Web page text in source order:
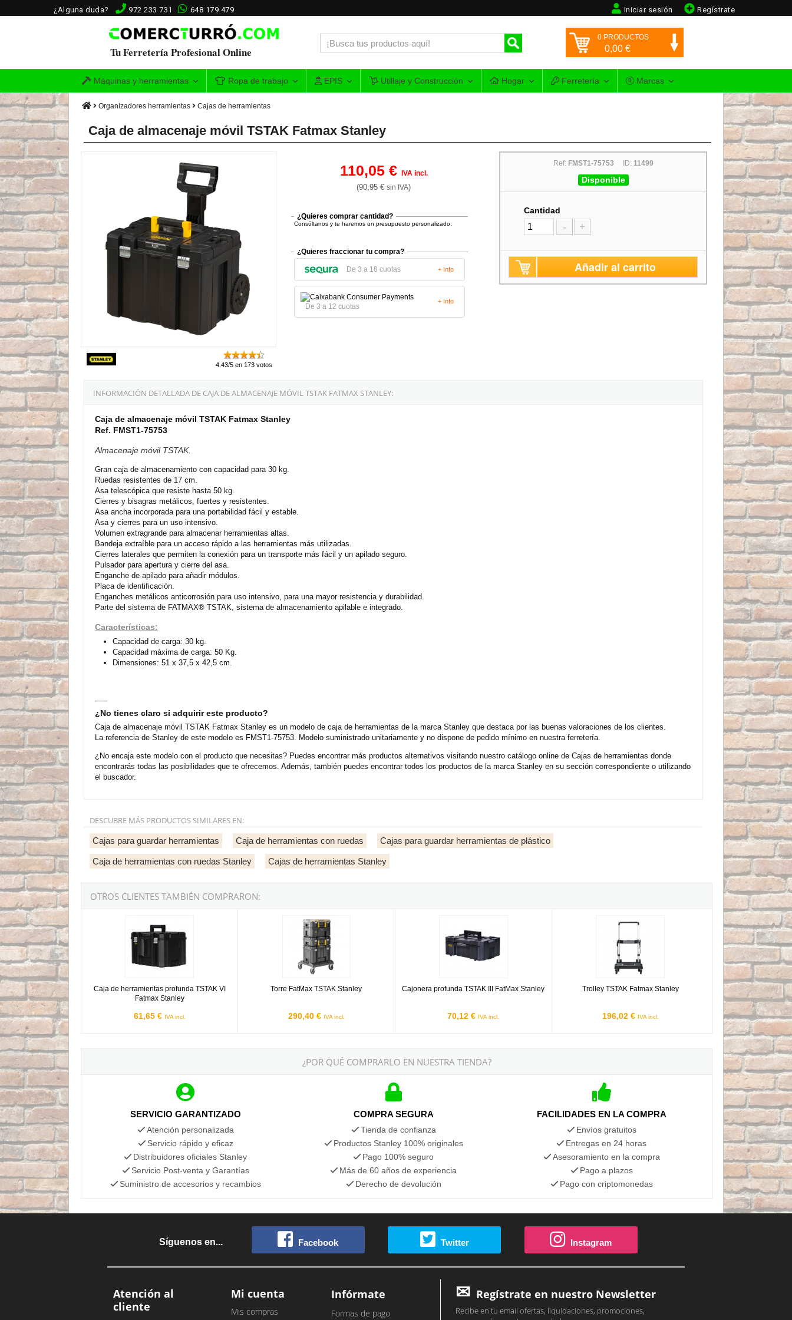
¿Alguna duda? 972 233 731 648 179 479 Regístrate
Iniciar sesión
Tu Ferretería Profesional Online
0 PRODUCTOS
0,00 €
Máquinas y herramientas Ropa de trabajo EPIS Utillaje y Construcción Hogar Ferretería Marcas
Organizadores herramientas Cajas de herramientas
Caja de almacenaje móvil TSTAK Fatmax Stanley
4.43/5 en 173 votos
110,05 € IVA incl.
(90,95 €sin IVA)
¿Quieres comprar cantidad?
Consúltanos y te haremos un presupuesto personalizado.
¿Quieres fraccionar tu compra?
De 3 a 18 cuotas + Info
De 3 a 12 cuotas
+ Info
Ref: FMST1-75753 ID: 11499
Disponible
Cantidad
- +
Añadir al carrito
INFORMACIÓN DETALLADA DE CAJA DE ALMACENAJE MÓVIL TSTAK FATMAX STANLEY:
Caja de almacenaje móvil TSTAK Fatmax Stanley
Ref. FMST1-75753
Almacenaje móvil TSTAK.
Gran caja de almacenamiento con capacidad para 30 kg.
Ruedas resistentes de 17 cm.
Asa telescópica que resiste hasta 50 kg.
Cierres y bisagras metálicos, fuertes y resistentes.
Asa ancha incorporada para una portabilidad fácil y estable.
Asa y cierres para un uso intensivo.
Volumen extragrande para almacenar herramientas altas.
Bandeja extraíble para un acceso rápido a las herramientas más utilizadas.
Cierres laterales que permiten la conexión para un transporte más fácil y un apilado seguro.
Pulsador para apertura y cierre del asa.
Enganche de apilado para añadir módulos.
Placa de identificación.
Enganches metálicos anticorrosión para uso intensivo, para una mayor resistencia y durabilidad.
Parte del sistema de FATMAX® TSTAK, sistema de almacenamiento apilable e integrado.
Características:
Capacidad de carga: 30 kg.
Capacidad máxima de carga: 50 Kg.
Dimensiones: 51 x 37,5 x 42,5 cm.
¿No tienes claro si adquirir este producto?
Caja de almacenaje móvil TSTAK Fatmax Stanley es un modelo de caja de herramientas de la marca Stanley que destaca por las buenas valoraciones de los clientes.
La referencia de Stanley de este modelo es FMST1-75753. Modelo suministrado unitariamente y no dispone de pedido mínimo en nuestra ferretería.
¿No encaja este modelo con el producto que necesitas? Puedes encontrar más productos alternativos visitando nuestro catálogo online de Cajas de herramientas donde
encontrarás todas las posibilidades que te ofrecemos. Además, también puedes encontrar todos los productos de la marca Stanley en su sección correspondiente o utilizando
el buscador.
DESCUBRE MÁS PRODUCTOS SIMILARES EN:
Cajas para guardar herramientas Caja de herramientas con ruedas Cajas para guardar herramientas de plástico
Caja de herramientas con ruedas Stanley Cajas de herramientas Stanley
OTROS CLIENTES TAMBIÉN COMPRARON:
Caja de herramientas profunda TSTAK VI
Fatmax Stanley
61,65 € IVA incl.
Torre FatMax TSTAK Stanley
290,40 € IVA incl.
Cajonera profunda TSTAK III FatMax Stanley
70,12 € IVA incl.
Trolley TSTAK Fatmax Stanley
196,02 € IVA incl.
¿POR QUÉ COMPRARLO EN NUESTRA TIENDA?
SERVICIO GARANTIZADO
Atención personalizada
Servicio rápido y eficaz
Distribuidores oficiales Stanley
Servicio Post-venta y Garantías
Suministro de accesorios y recambios
COMPRA SEGURA
Tienda de confianza
Productos Stanley 100% originales
Pago 100% seguro
Más de 60 años de experiencia
Derecho de devolución
FACILIDADES EN LA COMPRA
Envíos gratuitos
Entregas en 24 horas
Asesoramiento en la compra
Pago a plazos
Pago con criptomonedas
Síguenos en... Facebook Twitter Instagram
Atención al
cliente
Mi cuenta
Mis compras
Infórmate
Formas de pago
Regístrate en nuestro Newsletter
Recibe en tu email ofertas, liquidaciones, promociones,